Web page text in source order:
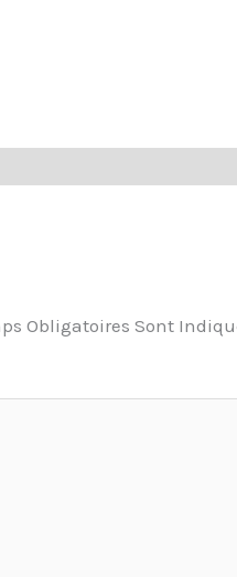
Obligatoires Sont